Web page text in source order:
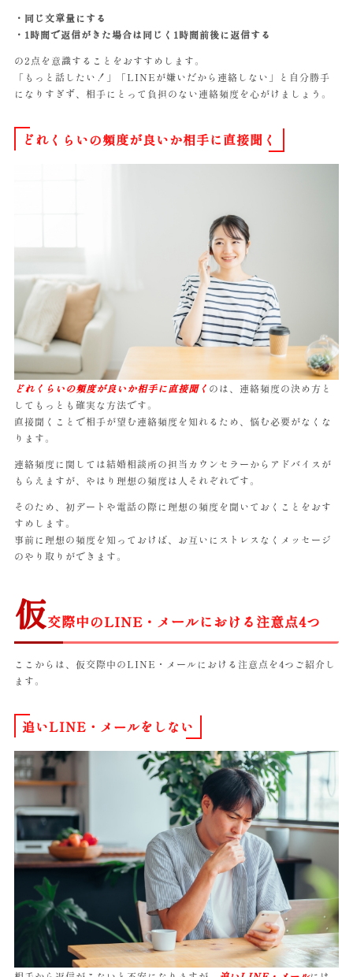
・同じ文章量にする
・1時間で返信がきた場合は同じく1時間前後に返信する
の2点を意識することをおすすめします。
「もっと話したい！」「LINEが嫌いだから連絡しない」と自分勝手
になりすぎず、相手にとって負担のない連絡頻度を心がけましょう。
どれくらいの頻度が良いか相手に直接聞く
どれくらいの頻度が良いか相手に直接聞く のは、連絡頻度の決め方と
してもっとも確実な方法です。
直接聞くことで相手が望む連絡頻度を知れるため、悩む必要がなくな
ります。
連絡頻度に関しては結婚相談所の担当カウンセラーからアドバイスが
もらえますが、やはり理想の頻度は人それぞれです。
そのため、初デートや電話の際に理想の頻度を聞いておくことをおす
すめします。
事前に理想の頻度を知っておけば、お互いにストレスなくメッセージ
のやり取りができます。
仮交際中のLINE・メールにおける注意点4つ
ここからは、仮交際中のLINE・メールにおける注意点を4つご紹介し
ます。
追いLINE・メールをしない